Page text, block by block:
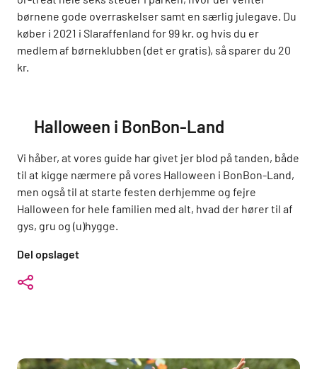
Del opslaget
børnene gode overraskelser samt en særlig julegave. Du
køber i 2021 i Slaraffenland for 99 kr. og hvis du er
medlem af børneklubben (det er gratis), så sparer du 20
kr.
Halloween i BonBon-Land
Vi håber, at vores guide har givet jer blod på tanden, både
til at kigge nærmere på vores Halloween i BonBon-Land,
men også til at starte festen derhjemme og fejre
Halloween for hele familien med alt, hvad der hører til af
gys, gru og (u)hygge.